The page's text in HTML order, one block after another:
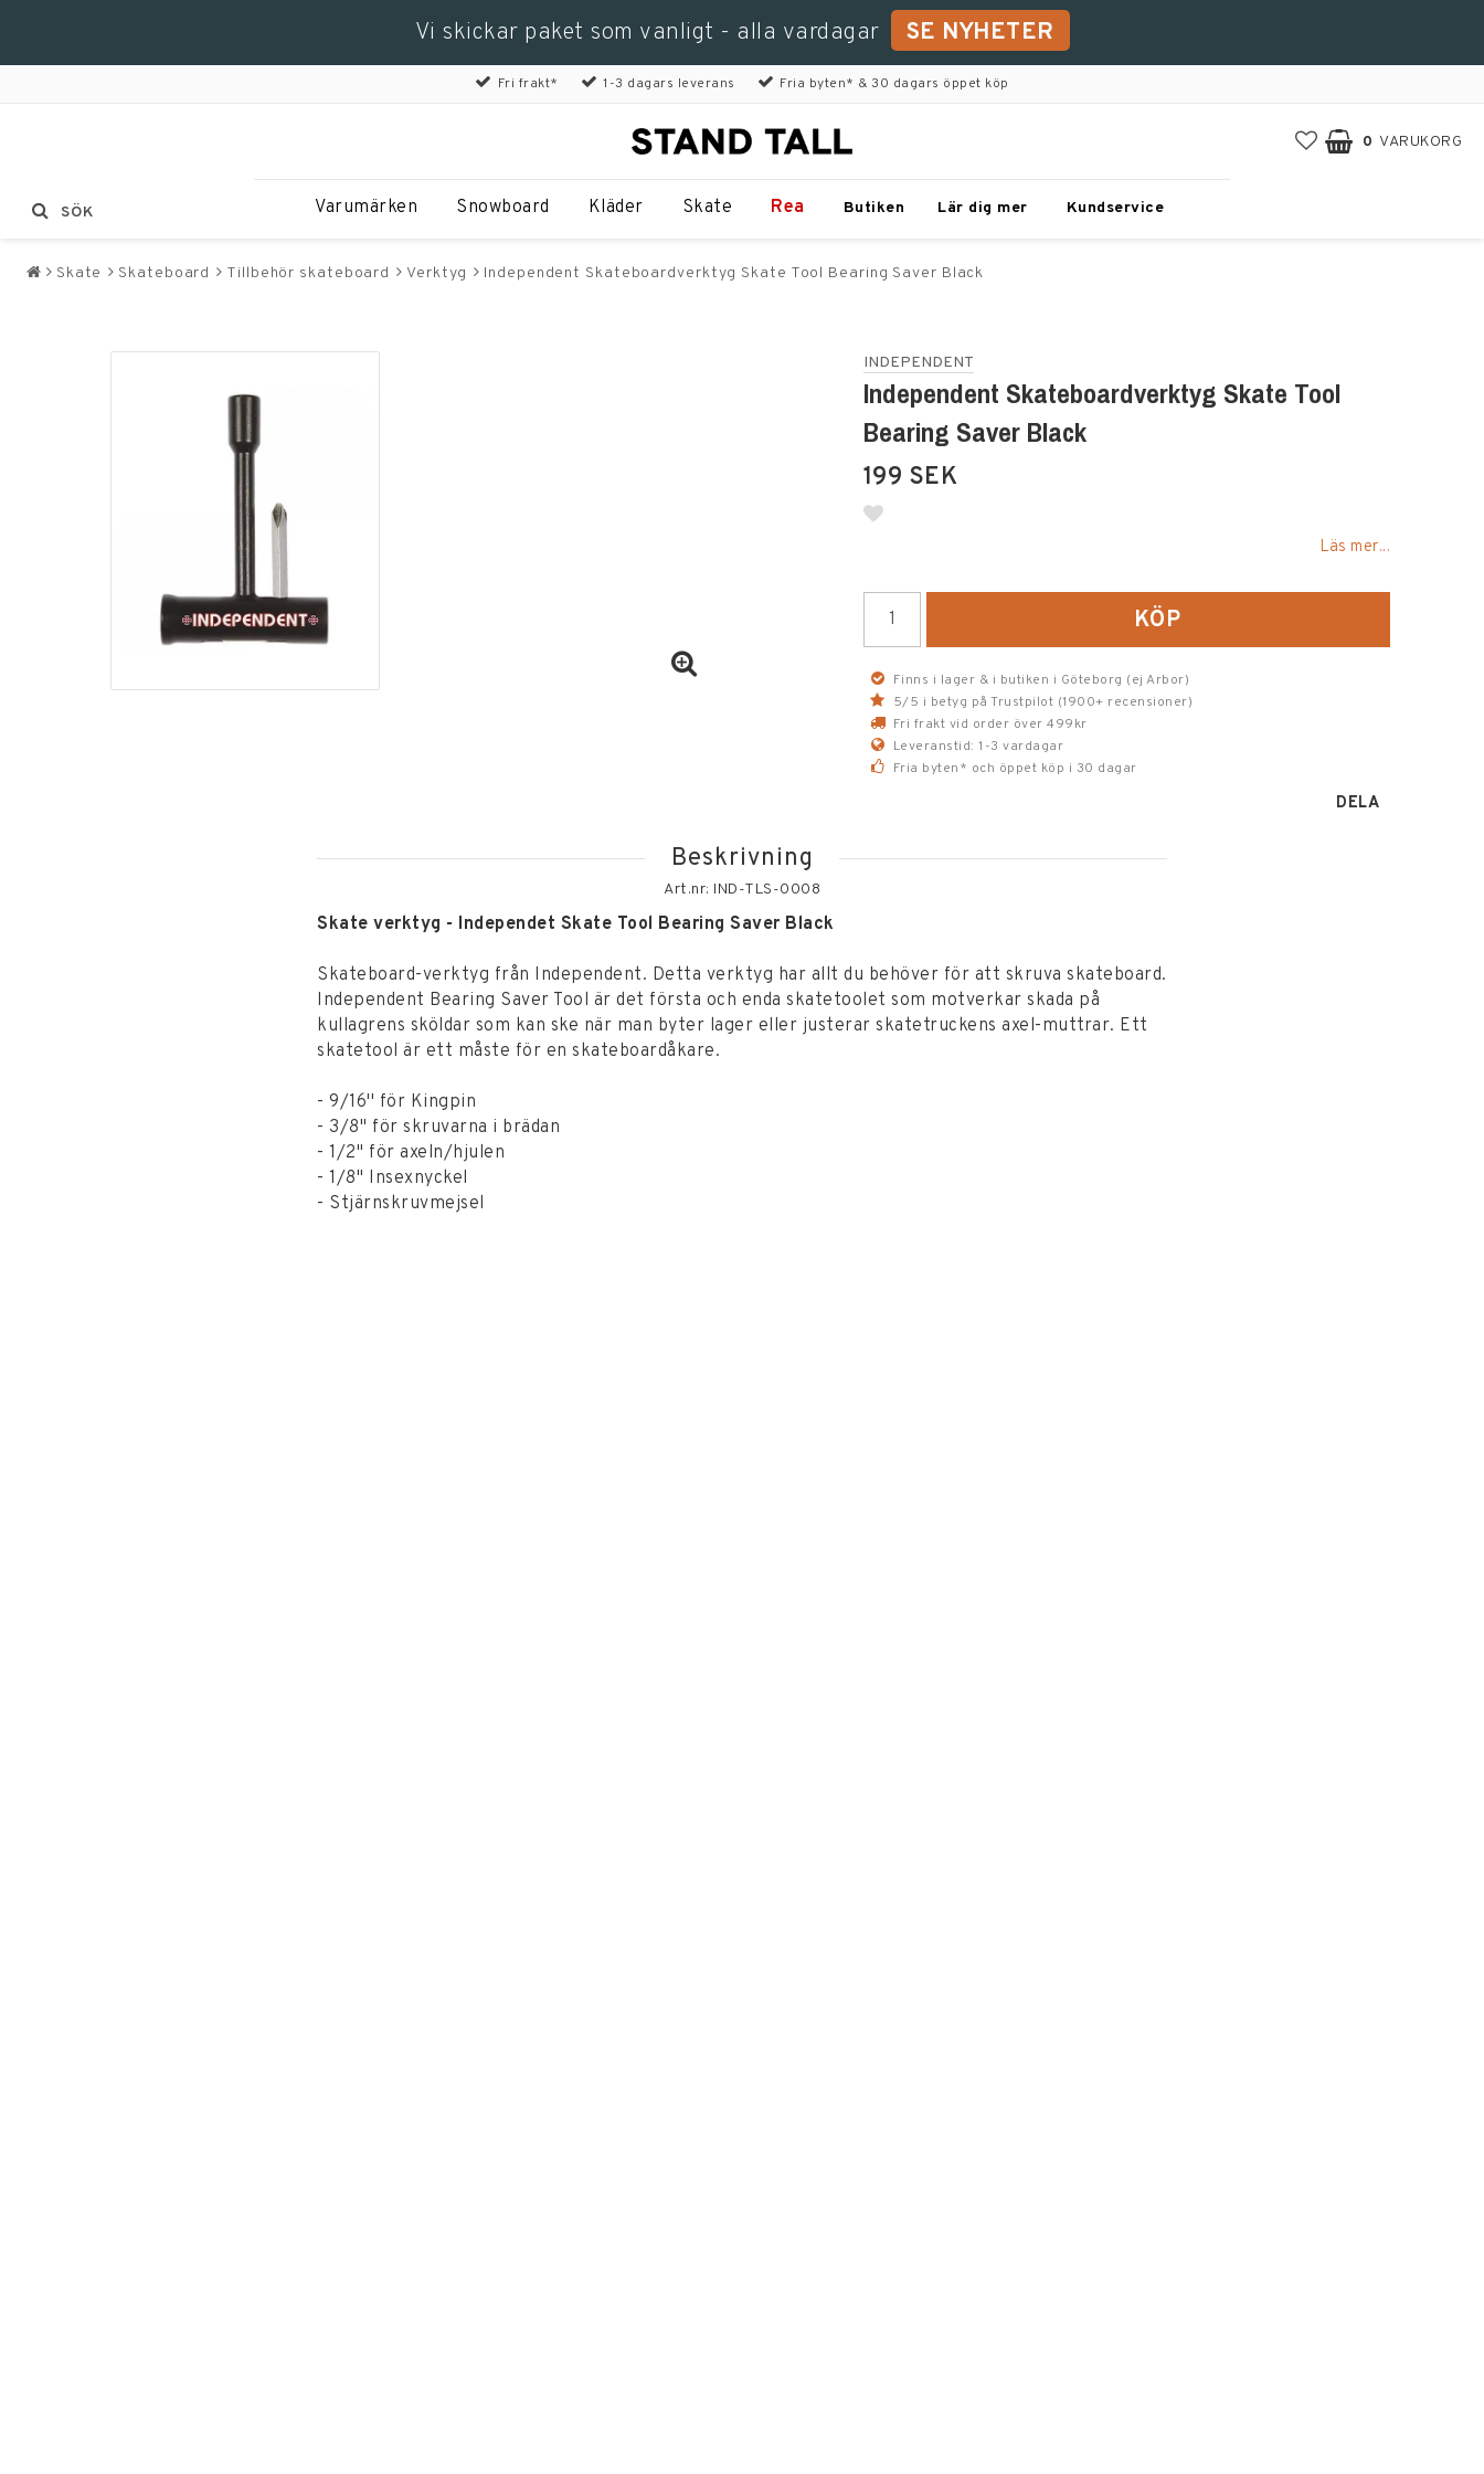
Vi skickar paket som vanligt - alla vardagar SE NYHETER
Fri frakt* 1-3 dagars leverans Fria byten* & 30 dagars öppet köp
0 VARUKORG
Varumärken Snowboard Kläder Skate Rea Butiken Lär dig mer Kundservice
SÖK
Skate Skateboard Tillbehör skateboard Verktyg Independent Skateboardverktyg Skate Tool Bearing Saver Black
INDEPENDENT
Independent Skateboardverktyg Skate Tool
Bearing Saver Black
199 SEK
Läs mer...
KÖP
Finns i lager & i butiken i Göteborg (ej Arbor)
5/5 i betyg på Trustpilot (1900+ recensioner)
Fri frakt vid order över 499kr
Leveranstid: 1-3 vardagar
Fria byten* och öppet köp i 30 dagar
DELA
Beskrivning
Art.nr: IND-TLS-0008
Skate verktyg - Independet Skate Tool Bearing Saver Black
Skateboard-verktyg från Independent. Detta verktyg har allt du behöver för att skruva skateboard.
Independent Bearing Saver Tool är det första och enda skatetoolet som motverkar skada på
kullagrens sköldar som kan ske när man byter lager eller justerar skatetruckens axel-muttrar. Ett
skatetool är ett måste för en skateboardåkare.
- 9/16'' för Kingpin
- 3/8'' för skruvarna i brädan
- 1/2'' för axeln/hjulen
- 1/8'' Insexnyckel
- Stjärnskruvmejsel